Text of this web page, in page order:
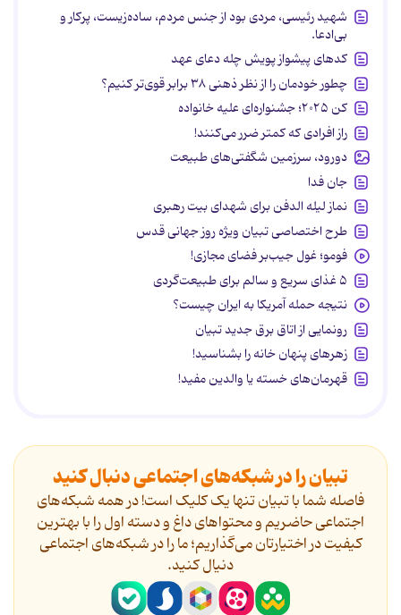
شهید رئیسی، مردی بود از جنس مردم، ساده‌زیست، پرکار و
بی‌ادعا.
کدهای پیشواز پویش چله دعای عهد
چطور خودمان را از نظر ذهنی ۳۸ برابر قوی‌تر کنیم؟
کن ۲۰۲۵؛ جشنواره‌ای علیه خانواده
راز افرادی که کمتر ضرر می‌کنند!
دورود، سرزمین شگفتی‌های طبیعت
جان فدا
نماز لیله الدفن برای شهدای بیت رهبری
طرح اختصاصی تبیان ویژه روز جهانی قدس
فومو؛ غول جیب‌بر فضای مجازی!
۵ غذای سریع و سالم برای طبیعت‌گردی
نتیجه حمله آمریکا به ایران چیست؟
رونمایی از اتاق برق جدید تبیان
زهرهای پنهان خانه را بشناسید!
قهرمان‌های خسته یا والدین مفید!
تبیان را در شبکه‌های اجتماعی دنبال کنید
فاصله شما با تبیان تنها یک کلیک است! در همه شبکه‌های
اجتماعی حاضریم و محتواهای داغ و دسته اول را با بهترین
کیفیت در اختیارتان می‌گذاریم؛ ما را در شبکه‌های اجتماعی
دنیال کنید.